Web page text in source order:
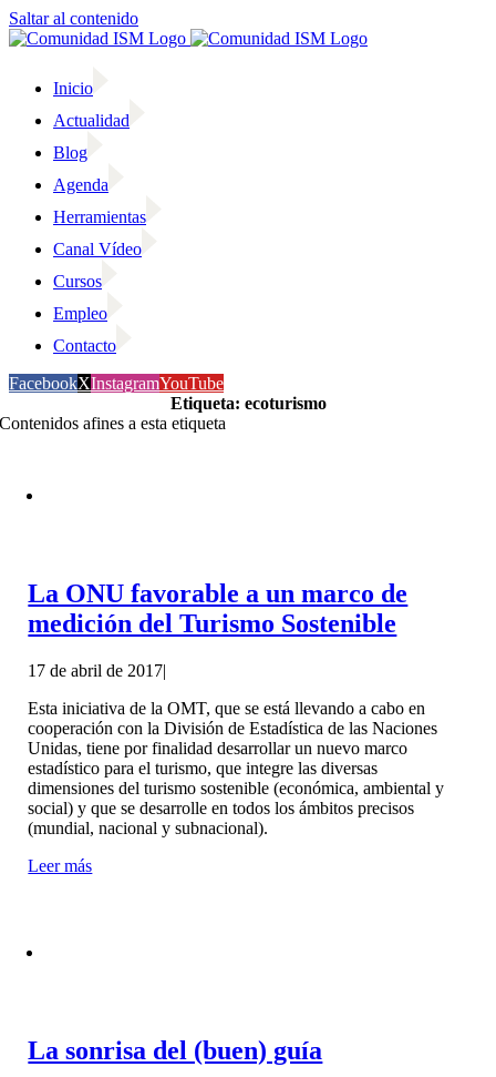
Saltar al contenido
Inicio
Actualidad
Blog
Agenda
Herramientas
Canal Vídeo
Cursos
Empleo
Contacto
FacebookXInstagramYouTube
Etiqueta: ecoturismo
Contenidos afines a esta etiqueta
La ONU favorable a un marco de
medición del Turismo Sostenible
17 de abril de 2017|
Esta iniciativa de la OMT, que se está llevando a cabo en
cooperación con la División de Estadística de las Naciones
Unidas, tiene por finalidad desarrollar un nuevo marco
estadístico para el turismo, que integre las diversas
dimensiones del turismo sostenible (económica, ambiental y
social) y que se desarrolle en todos los ámbitos precisos
(mundial, nacional y subnacional).
Leer más
La sonrisa del (buen) guía